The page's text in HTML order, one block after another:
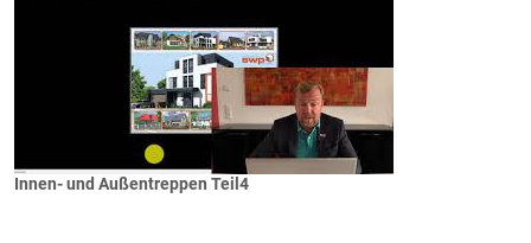
Innen- und Außentreppen Teil4